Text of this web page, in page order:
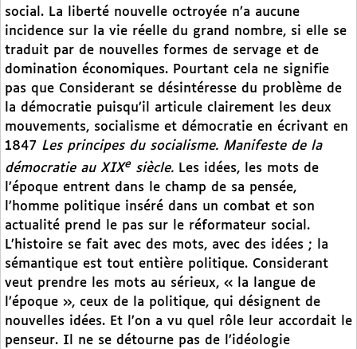
social. La liberté nouvelle octroyée n’a aucune
incidence sur la vie réelle du grand nombre, si elle se
traduit par de nouvelles formes de servage et de
domination économiques. Pourtant cela ne signifie
pas que Considerant se désintéresse du problème de
la démocratie puisqu’il articule clairement les deux
mouvements, socialisme et démocratie en écrivant en
1847 Les principes du socialisme. Manifeste de la
démocratie au XIXe siècle. Les idées, les mots de
l’époque entrent dans le champ de sa pensée,
l’homme politique inséré dans un combat et son
actualité prend le pas sur le réformateur social.
L’histoire se fait avec des mots, avec des idées ; la
sémantique est tout entière politique. Considerant
veut prendre les mots au sérieux, « la langue de
l’époque », ceux de la politique, qui désignent de
nouvelles idées. Et l’on a vu quel rôle leur accordait le
penseur. Il ne se détourne pas de l’idéologie